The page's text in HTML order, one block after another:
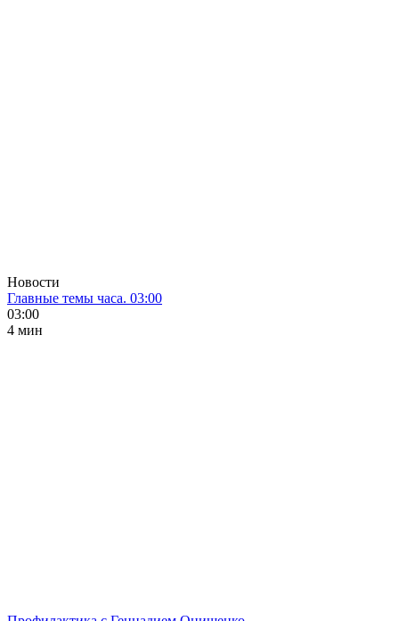
Новости
Главные темы часа. 03:00
03:00
4 мин